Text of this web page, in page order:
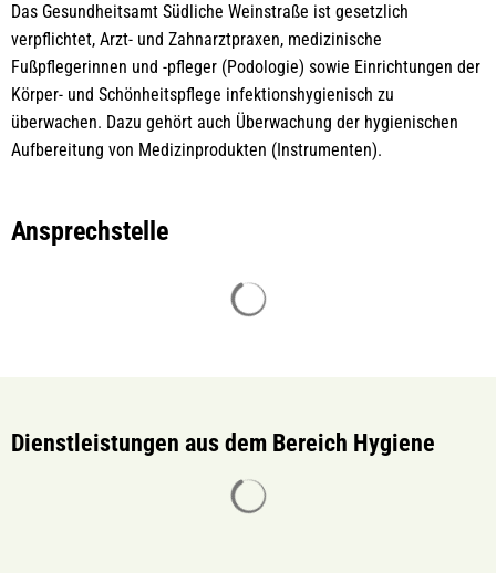
Das Gesundheitsamt Südliche Weinstraße ist gesetzlich
verpflichtet, Arzt- und Zahnarztpraxen, medizinische
Fußpflegerinnen und -pfleger (Podologie) sowie Einrichtungen der
Körper- und Schönheitspflege infektionshygienisch zu
überwachen. Dazu gehört auch Überwachung der hygienischen
Aufbereitung von Medizinprodukten (Instrumenten).
Ansprechstelle
Dienstleistungen aus dem Bereich Hygiene